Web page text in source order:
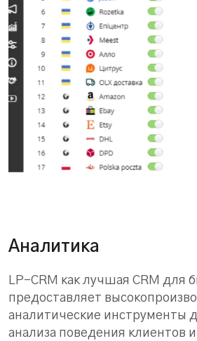
Аналитика
LP-CRM как лучшая CRM для
предоставляет
аналитические инструменты
анализа поведения клиентов